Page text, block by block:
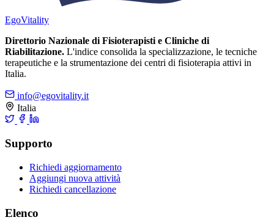
EgoVitality
Direttorio Nazionale di Fisioterapisti e Cliniche di
Riabilitazione. L'indice consolida la specializzazione, le tecniche
terapeutiche e la strumentazione dei centri di fisioterapia attivi in
Italia.
info@egovitality.it
Italia
Supporto
Richiedi aggiornamento
Aggiungi nuova attività
Richiedi cancellazione
Elenco